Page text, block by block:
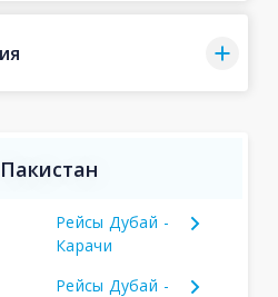
Рейсы Дубай -
Карачи
Рейсы Дубай -